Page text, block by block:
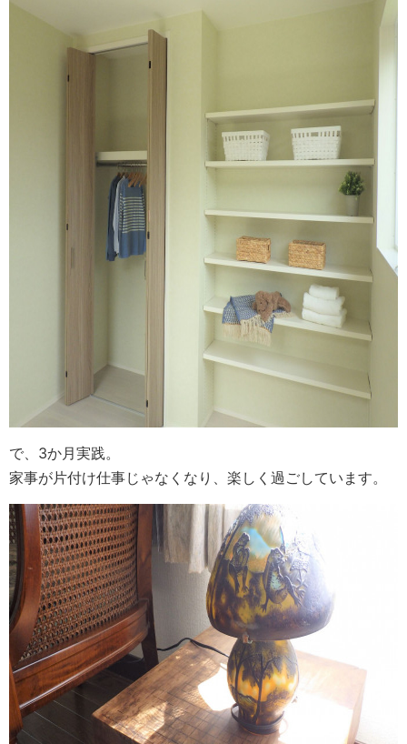
で、3か月実践。
家事が片付け仕事じゃなくなり、楽しく過ごしています。